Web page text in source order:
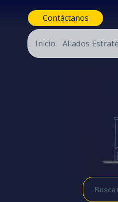
Contáctanos
Inicio Aliados
Buscar